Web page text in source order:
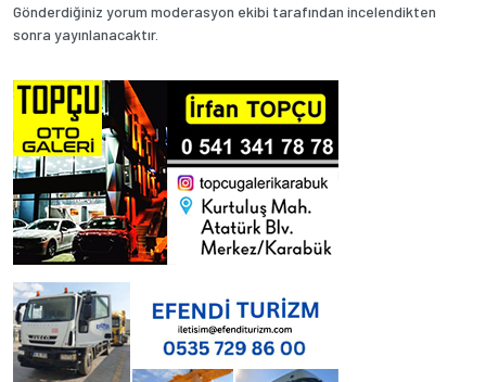
Gönderdiğiniz yorum moderasyon ekibi tarafından incelendikten
sonra yayınlanacaktır.